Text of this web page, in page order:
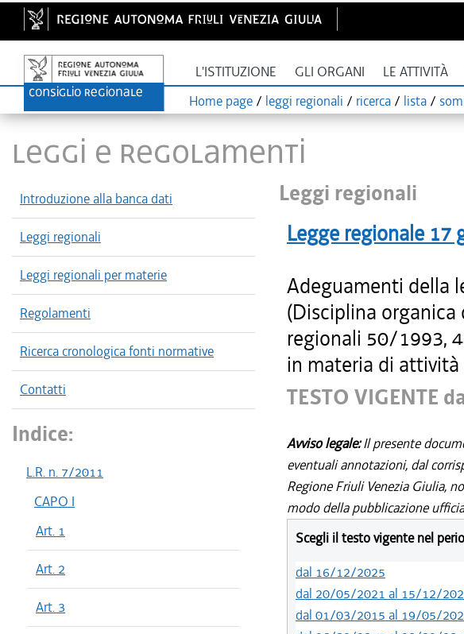
L'ISTITUZIONE GLI ORGANI LE ATTIVITÀ
Home page / leggi regionali / ricerca / lista /
LEGGI E REGOLAMENTI
Introduzione alla banca dati
Leggi regionali
Leggi regionali per materie
Regolamenti
Ricerca cronologica fonti normative
Contatti
Indice:
L.R. n. 7/2011
CAPO I
Art. 1
Art. 2
Art. 3
Leggi regionali
Legge regionale 17
Adeguamenti della
(Disciplina
regionali 50/1993,
in materia di
TESTO VIGENTE
Avviso legale:Il presente
eventuali annotazioni, dal
Regione Friuli Venezia Giulia,
modo della pubblicazione
Scegli il testo vigente nel
dal 16/12/2025
dal 20/05/2021 al 15/12/
dal 01/03/2015 al 19/05/